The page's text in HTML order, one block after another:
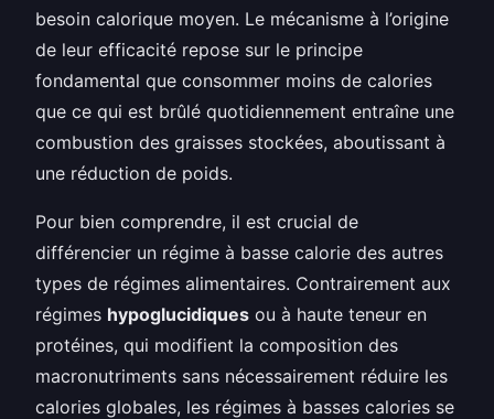
besoin calorique moyen. Le mécanisme à l’origine
de leur efficacité repose sur le principe
fondamental que consommer moins de calories
que ce qui est brûlé quotidiennement entraîne une
combustion des graisses stockées, aboutissant à
une réduction de poids.
Pour bien comprendre, il est crucial de
différencier un régime à basse calorie des autres
types de régimes alimentaires. Contrairement aux
régimes hypoglucidiques ou à haute teneur en
protéines, qui modifient la composition des
macronutriments sans nécessairement réduire les
calories globales, les régimes à basses calories se